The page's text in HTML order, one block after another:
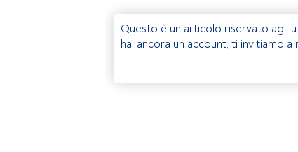
Questo è un articolo riservato agli
hai ancora un account, ti invitiamo